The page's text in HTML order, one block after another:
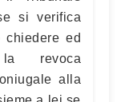
si verifica
ed
revoca
alla